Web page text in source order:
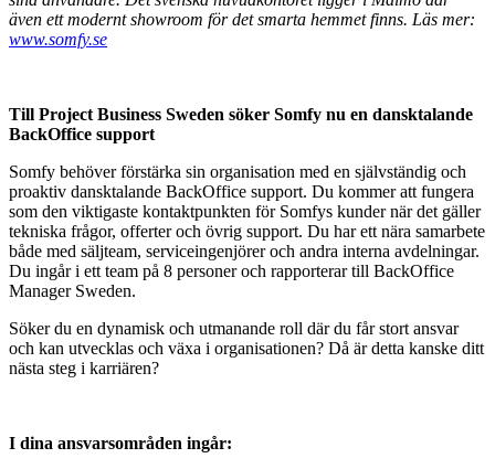
även ett modernt showroom för det smarta hemmet finns. Läs mer:
www.somfy.se
Till Project Business Sweden söker Somfy nu en dansktalande
BackOffice support
Somfy behöver förstärka sin organisation med en självständig och
proaktiv dansktalande BackOffice support. Du kommer att fungera
som den viktigaste kontaktpunkten för Somfys kunder när det gäller
tekniska frågor, offerter och övrig support. Du har ett nära samarbete
både med säljteam, serviceingenjörer och andra interna avdelningar.
Du ingår i ett team på 8 personer och rapporterar till BackOffice
Manager Sweden.
Söker du en dynamisk och utmanande roll där du får stort ansvar
och kan utvecklas och växa i organisationen? Då är detta kanske ditt
nästa steg i karriären?
I dina ansvarsområden ingår: